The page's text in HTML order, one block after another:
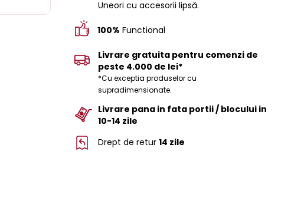
Uneori cu accesorii lipsă.
100% Functional
Livrare gratuita pentru comenzi de
peste 4.000 de lei*
*Cu exceptia produselor cu
supradimensionate.
Livrare pana in fata portii / blocului in
10-14 zile
Drept de retur 14 zile